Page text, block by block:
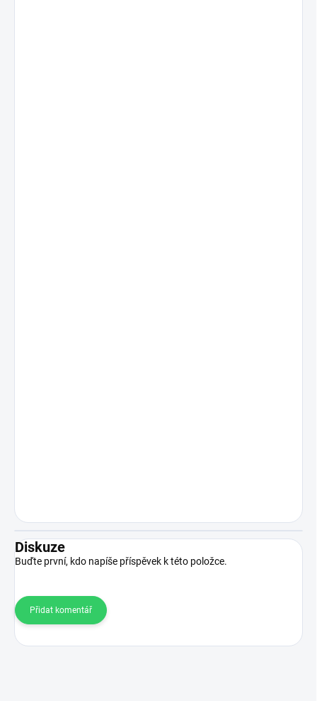
Diskuze
Buďte první, kdo napíše příspěvek k této položce.
Přidat komentář